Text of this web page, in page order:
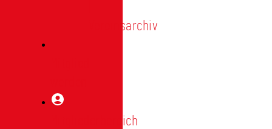
Vereinsarchiv
Mitgliederbereich